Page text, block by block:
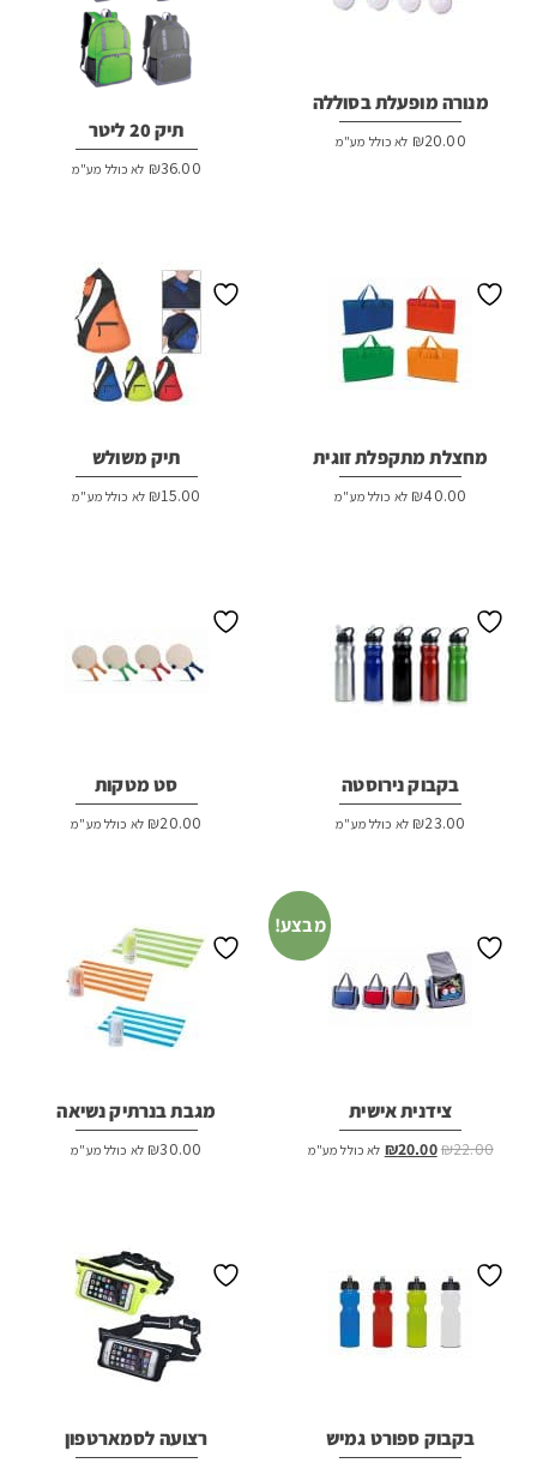
מנורה מופעלת בסוללה
₪20.00 לא כולל מע"מ תיק 20 ליטר
₪36.00 לא כולל מע"מ
מחצלת מתקפלת זוגית
₪40.00 לא כולל מע"מ
תיק משולש
₪15.00 לא כולל מע"מ
בקבוק נירוסטה
₪23.00 לא כולל מע"מ
סט מטקות
₪20.00 לא כולל מע"מ
מבצע!
צידנית אישית
₪22.00
המחיר₪20.00 המחיר
לא כולל מע"מ
מגבת בנרתיק נשיאה
₪30.00 לא כולל מע"מ
בקבוק ספורט גמיש רצועה לסמארטפון